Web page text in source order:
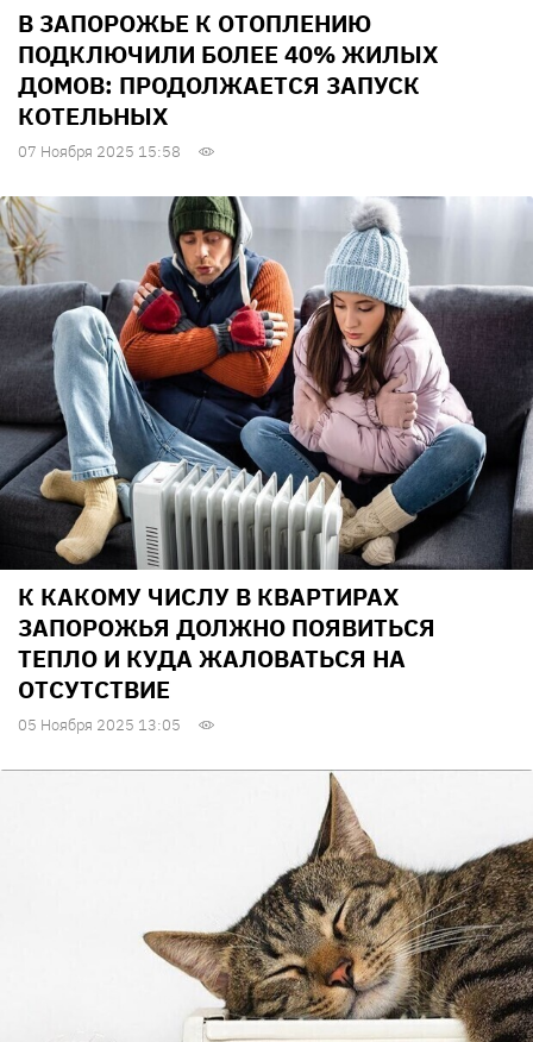
В ЗАПОРОЖЬЕ К ОТОПЛЕНИЮ
ПОДКЛЮЧИЛИ БОЛЕЕ 40% ЖИЛЫХ
ДОМОВ: ПРОДОЛЖАЕТСЯ ЗАПУСК
КОТЕЛЬНЫХ
07 Ноября 2025 15:58
К КАКОМУ ЧИСЛУ В КВАРТИРАХ
ЗАПОРОЖЬЯ ДОЛЖНО ПОЯВИТЬСЯ
ТЕПЛО И КУДА ЖАЛОВАТЬСЯ НА
ОТСУТСТВИЕ
05 Ноября 2025 13:05